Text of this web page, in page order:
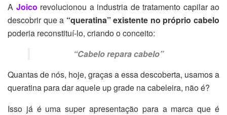
A Joico revolucionou a industria de tratamento capilar ao
descobrir que a “queratina” existente no próprio cabelo
poderia reconstituí-lo, criando o conceito:
“Cabelo repara cabelo”
Quantas de nós, hoje, graças a essa descoberta, usamos a
queratina para dar aquele up grade na cabeleira, não é?
Isso já é uma super apresentação para a marca que é